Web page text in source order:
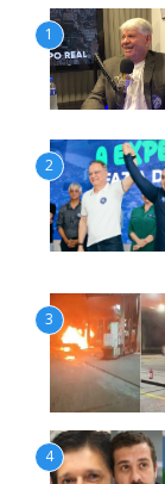
1
2
3
4